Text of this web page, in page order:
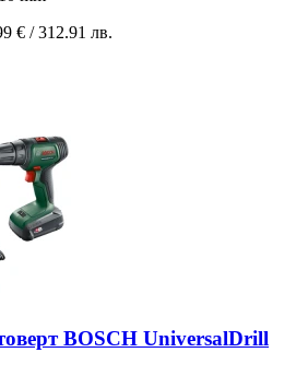
€ / 312.91 лв.
BOSCH UniversalDrill